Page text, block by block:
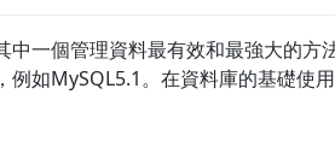
一個管理資料最有效和最強大的方
如MySQL5.1。在資料庫的基礎使